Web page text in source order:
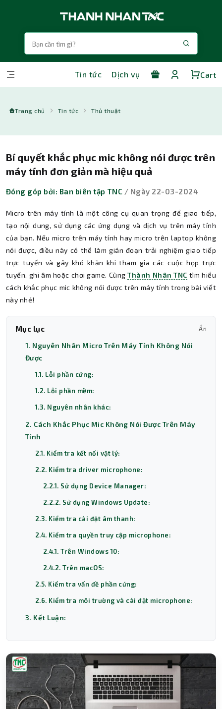
Tin tức Dịch vụ Cart
Trang chủ Tin tức Thủ thuật
Bí quyết khắc phục mic không nói được trên
máy tính đơn giản mà hiệu quả
Đóng góp bởi: Ban biên tập TNC / Ngày 22-03-2024
Micro trên máy tính là một công cụ quan trọng để giao tiếp,
tạo nội dung, sử dụng các ứng dụng và dịch vụ trên máy tính
của bạn. Nếu micro trên máy tính hay micro trên laptop không
nói được, điều này có thể làm gián đoạn trải nghiệm giao tiếp
trực tuyến và gây khó khăn khi tham gia các cuộc họp trực
tuyến, ghi âm hoặc chơi game. CùngThành Nhân TNC tìm hiểu
cách khắc phục mic không nói được trên máy tính trong bài viết
này nhé!
Mục lục Ẩn
1. Nguyên Nhân Micro Trên Máy Tính Không Nói
Được
1.1. Lỗi phần cứng:
1.2. Lỗi phần mềm:
1.3. Nguyên nhân khác:
2. Cách Khắc Phục Mic Không Nói Được Trên Máy
Tính
2.1. Kiểm tra kết nối vật lý:
2.2. Kiểm tra driver microphone:
2.2.1. Sử dụng Device Manager:
2.2.2. Sử dụng Windows Update:
2.3. Kiểm tra cài đặt âm thanh:
2.4. Kiểm tra quyền truy cập microphone:
2.4.1. Trên Windows 10:
2.4.2. Trên macOS:
2.5. Kiểm tra vấn đề phần cứng:
2.6. Kiểm tra môi trường và cài đặt microphone:
3. Kết Luận: